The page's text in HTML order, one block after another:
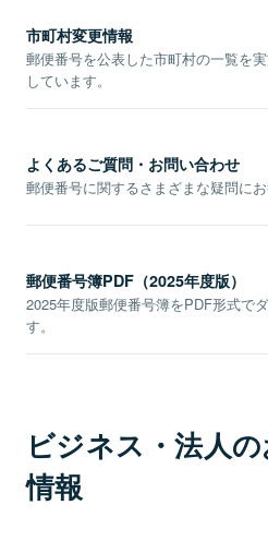
市町村変更情報
郵便番号を公表した市町村の一覧を
しています。
よくあるご質問・お問い合わせ
郵便番号に関するさまざまな疑問にお
郵便番号簿PDF（2025年度版）
2025年度版郵便番号簿をPDF形式で
す。
ビジネス・法人
情報